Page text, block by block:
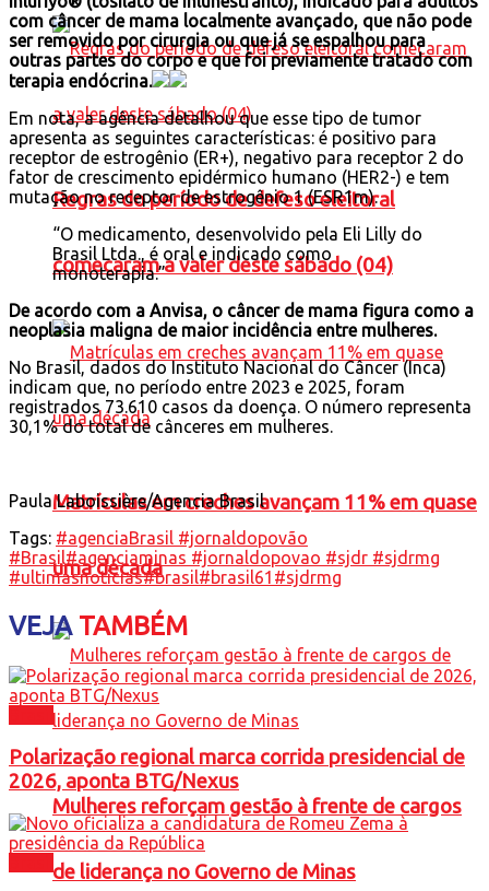
Regras do período de defeso eleitoral
comecaram a valer deste sábado (04)
Matrículas em creches avançam 11% em quase
uma década
Mulheres reforçam gestão à frente de cargos
de liderança no Governo de Minas
com câncer de mama localmente avançado, que não pode
ser removido por cirurgia ou que já se espalhou para
outras partes do corpo e que foi previamente tratado com
terapia endócrina.
Em nota, a agência detalhou que esse tipo de tumor
apresenta as seguintes características: é positivo para
receptor de estrogênio (ER+), negativo para receptor 2 do
fator de crescimento epidérmico humano (HER2-) e tem
mutação no receptor de estrogênio 1 (ESR1m).
“O medicamento, desenvolvido pela Eli Lilly do
Brasil Ltda., é oral e indicado como
monoterapia.”
De acordo com a Anvisa, o câncer de mama figura como a
neoplasia maligna de maior incidência entre mulheres.
No Brasil, dados do Instituto Nacional do Câncer (Inca)
indicam que, no período entre 2023 e 2025, foram
registrados 73.610 casos da doença. O número representa
30,1% do total de cânceres em mulheres.
Paula Laboissière/Agencia Brasil
Tags: #agenciaBrasil #jornaldopovão
#Brasil#agenciaminas #jornaldopovao #sjdr #sjdrmg
#ultimasnoticias#brasil#brasil61 #sjdrmg
VEJATAMBÉM
Polarização regional marca corrida presidencial de
2026, aponta BTG/Nexus